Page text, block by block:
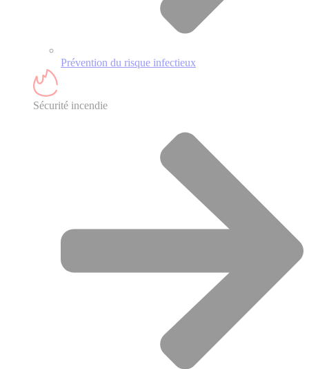
Prévention du risque infectieux
Sécurité incendie